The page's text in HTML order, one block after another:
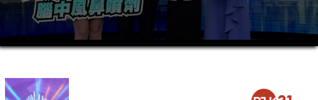
0
seconds
minutes,
7